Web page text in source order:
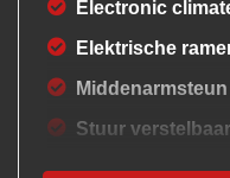
Electronic
Elektrische
Stuur verstelbaar